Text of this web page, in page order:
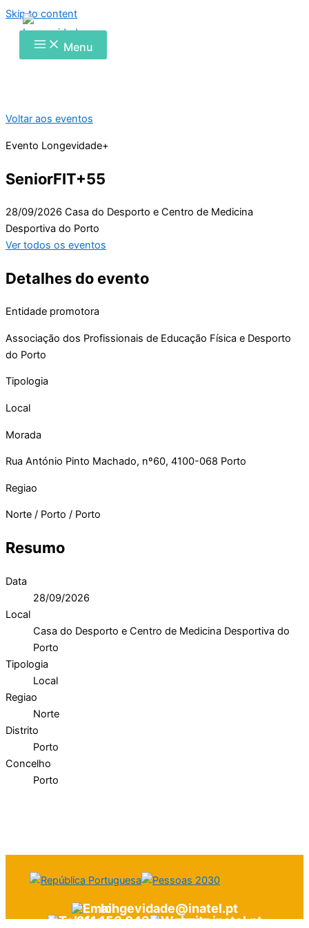
Skip to content
Menu
Voltar aos eventos
Evento Longevidade+
SeniorFIT+55
28/09/2026 Casa do Desporto e Centro de Medicina
Desportiva do Porto
Ver todos os eventos
Detalhes do evento
Entidade promotora
Associação dos Profissionais de Educação Física e Desporto
do Porto
Tipologia
Local
Morada
Rua António Pinto Machado, nº60, 4100-068 Porto
Regiao
Norte / Porto / Porto
Resumo
Data
28/09/2026
Local
Casa do Desporto e Centro de Medicina Desportiva do
Porto
Tipologia
Local
Regiao
Norte
Distrito
Porto
Concelho
Porto
longevidade@inatel.pt
211 156 049
www.inatel.pt